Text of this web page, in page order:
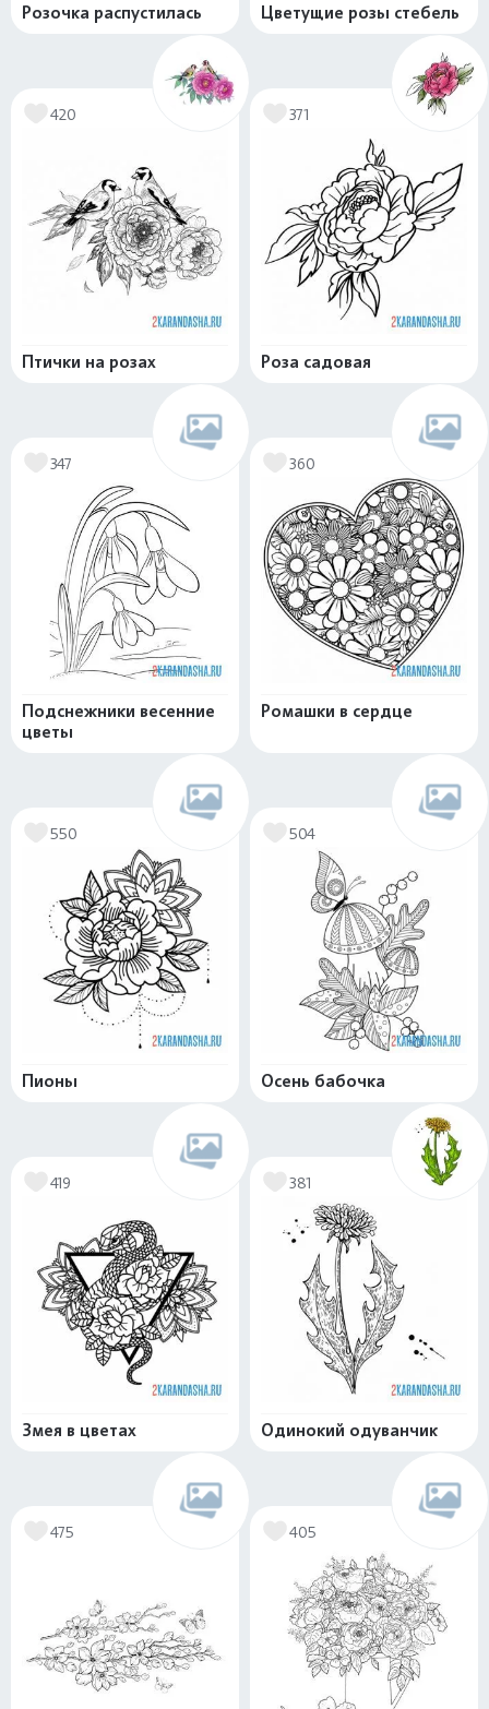
Розочка распустилась Цветущие розы стебель
420
Птички на розах
371
Роза садовая
347
Подснежники весенние
цветы
360
Ромашки в сердце
550
Пионы
504
Осень бабочка
419
Змея в цветах
381
Одинокий одуванчик
475 405